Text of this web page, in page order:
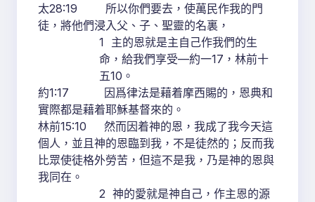
太28:19 所以你們要去，使萬民作我的門
徒，將他們浸入父、子、聖靈的名裏，
1 主的恩就是主自己作我們的生
命，給我們享受—約一17，林前十
五10。
約1:17 因爲律法是藉着摩西賜的，恩典和
實際都是藉着耶穌基督來的。
林前15:10 然而因着神的恩，我成了我今天這
個人，並且神的恩臨到我，不是徒然的；反而我
比眾使徒格外勞苦，但這不是我，乃是神的恩與
我同在。
2 神的愛就是神自己，作主恩的源